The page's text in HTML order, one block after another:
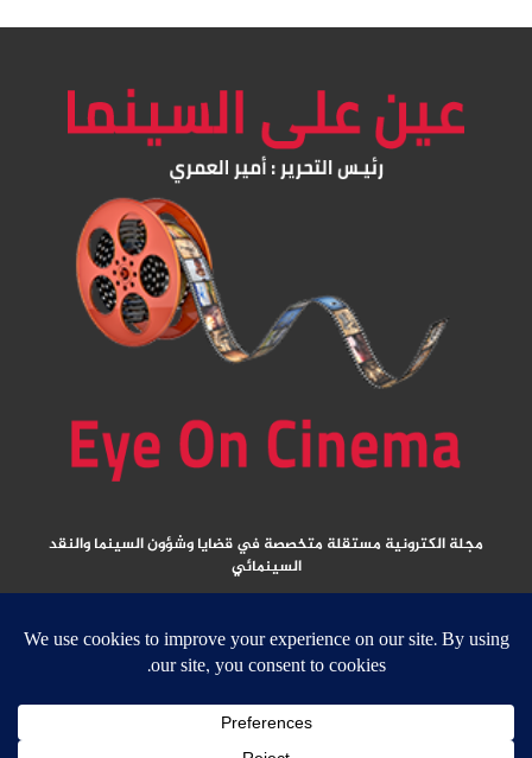
مجلة الكترونية مستقلة متخصصة في قضايا وشؤون السينما والنقد
السينمائي
جميع الحقوق محفوظة ولا يسمح بإعادة نشر أي مادة من المواد المنشورة في هذا
الموقع إلا بعد الحصول على تصريح مكتوب من الناشر/ رئيس التحرير